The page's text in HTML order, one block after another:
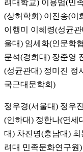
려대학교) 이용범(민
(상허학회) 이진송(이
이행미 이혜령(성균
울대) 임세화(인문학
문석(경희대) 장준영
(성균관대) 정미진 정
국근대문학회)
정우경(서울대) 정우
(인하대) 정한나(연세
대) 차진명(충남대)
려대 민족문화연구원